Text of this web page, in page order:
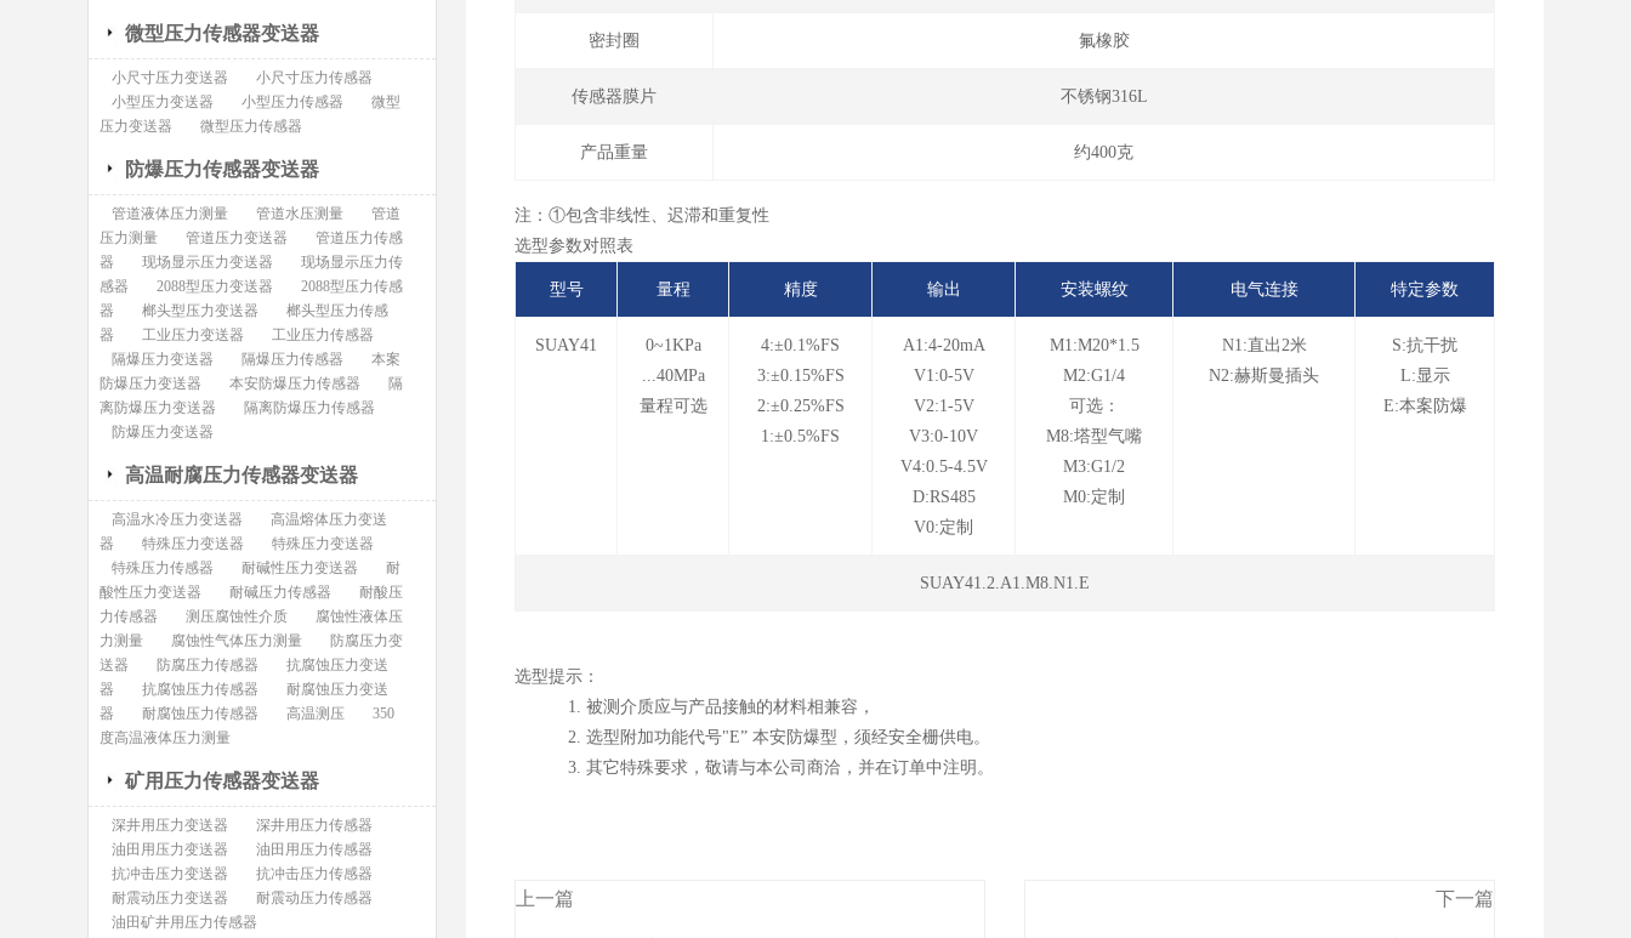
密封圈 氟橡胶
传感器膜片 不锈钢316L
产品重量 约400克
注：①包含非线性、迟滞和重复性
选型参数对照表
型号 量程 精度 输出 安装螺纹 电气连接 特定参数
SUAY41
0~1KPa
...40MPa
量程可选
4:±0.1%FS
3:±0.15%FS
2:±0.25%FS
1:±0.5%FS
A1:4-20mA
V1:0-5V
V2:1-5V
V3:0-10V
V4:0.5-4.5V
D:RS485
V0:定制
M1:M20*1.5
M2:G1/4
可选：
M8:塔型气嘴
M3:G1/2
M0:定制
N1:直出2米
N2:赫斯曼插头
S:抗干扰
L:显示
E:本案防爆
SUAY41.2.A1.M8.N1.E
选型提示：
1. 被测介质应与产品接触的材料相兼容，
2. 选型附加功能代号"E” 本安防爆型，须经安全栅供电。
3. 其它特殊要求，敬请与本公司商洽，并在订单中注明。
上一篇 下一篇
微型压力传感器变送器
小尺寸压力变送器
小尺寸压力传感器
小型压力变送器
小型压力传感器
微型
压力变送器
微型压力传感器
防爆压力传感器变送器
管道液体压力测量 管道水压测量
管道
压力测量
管道压力变送器
管道压力传感
器
现场显示压力变送器
现场显示压力传
感器
2088型压力变送器
2088型压力传感
器
榔头型压力变送器
榔头型压力传感
器
工业压力变送器
工业压力传感器
隔爆压力变送器
隔爆压力传感器
本案
防爆压力变送器
本安防爆压力传感器
隔
离防爆压力变送器
隔离防爆压力传感器
防爆压力变送器
高温耐腐压力传感器变送器
高温水冷压力变送器
高温熔体压力变送
器
特殊压力变送器
特殊压力变送器
特殊压力传感器
耐碱性压力变送器
耐
酸性压力变送器
耐碱压力传感器
耐酸压
力传感器
测压腐蚀性介质
腐蚀性液体压
力测量
腐蚀性气体压力测量
防腐压力变
送器
防腐压力传感器
抗腐蚀压力变送
器
抗腐蚀压力传感器
耐腐蚀压力变送
器
耐腐蚀压力传感器 高温测压
350
度高温液体压力测量
矿用压力传感器变送器
深井用压力变送器
深井用压力传感器
油田用压力变送器
油田用压力传感器
抗冲击压力变送器
抗冲击压力传感器
耐震动压力变送器
耐震动压力传感器
油田矿井用压力传感器